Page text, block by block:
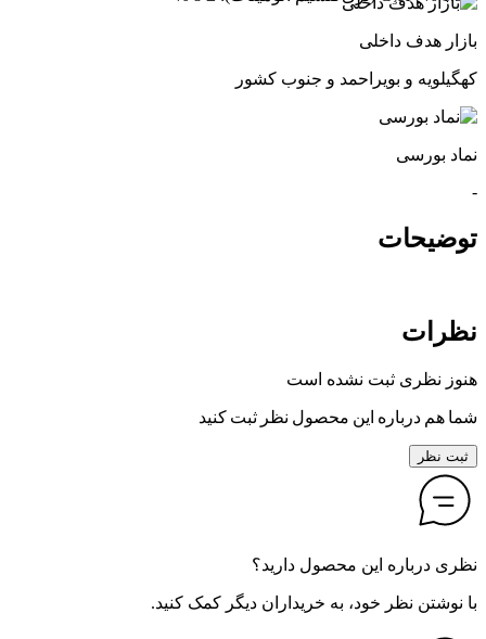
بازار هدف داخلی
کهگیلویه و بویراحمد و جنوب کشور
نماد بورسی
-
توضیحات
نظرات
هنوز نظری ثبت نشده است
شما هم درباره این محصول نظر ثبت کنید
ثبت نظر
نظری درباره این محصول دارید؟
با نوشتن نظر خود، به خریداران دیگر کمک کنید.